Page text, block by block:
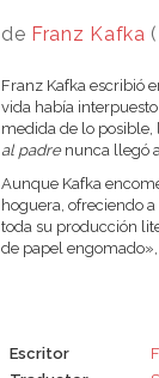
de Franz Kafka
Franz Kafka escribió
vida había
medida de lo posible,
al padrenunca llegó
Aunque Kafka
hoguera, ofreciendo
toda su producción
de papel
Escritor